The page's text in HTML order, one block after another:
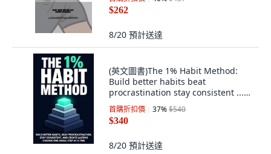
$262
8/20 預計送達
(英文圖書)The 1% Habit Method:
Build better habits beat
procrastination stay consistent ...
平裝版, Independently Published,
英文
首購折扣價 37%$540
$340
8/20 預計送達